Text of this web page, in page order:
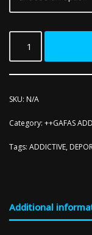
SKU: N/A
Category: ++GAFAS
Tags: ADDICTIVE,
Additional